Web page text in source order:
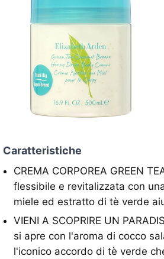
Caratteristiche
CREMA CORPOREA GREEN
flessibile e revitalizzata con
miele ed estratto di tè verde
VIENI A SCOPRIRE UN
si apre con l'aroma di cocco
l'iconico accordo di tè verde